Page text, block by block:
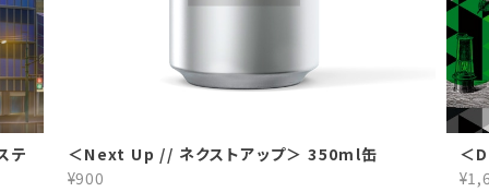
テ
＜Next Up // ネクストアップ＞ 350ml缶
¥900
＜